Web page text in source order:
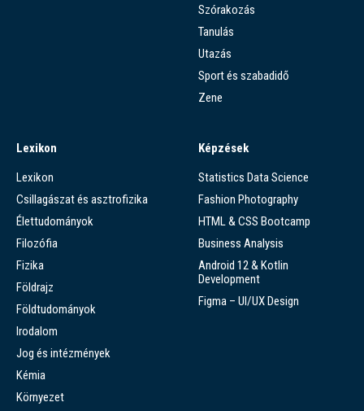
Szórakozás
Tanulás
Utazás
Sport és szabadidő
Zene
Lexikon
Lexikon
Csillagászat és asztrofizika
Élettudományok
Filozófia
Fizika
Földrajz
Földtudományok
Irodalom
Jog és intézmények
Kémia
Környezet
Képzések
Statistics Data Science
Fashion Photography
HTML & CSS Bootcamp
Business Analysis
Android 12 & Kotlin
Development
Figma – UI/UX Design